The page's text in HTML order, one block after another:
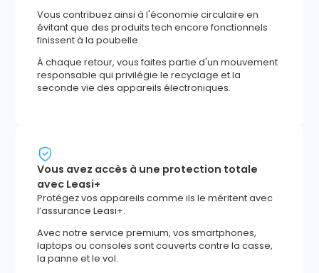
Vous contribuez ainsi à l'économie circulaire en
évitant que des produits tech encore fonctionnels
finissent à la poubelle.
À chaque retour, vous faites partie d'un mouvement
responsable qui privilégie le recyclage et la
seconde vie des appareils électroniques.
Vous avez accès à une protection totale
avec Leasi+
Protégez vos appareils comme ils le méritent avec
l’assurance Leasi+.
Avec notre service premium, vos smartphones,
laptops ou consoles sont couverts contre la casse,
la panne et le vol.